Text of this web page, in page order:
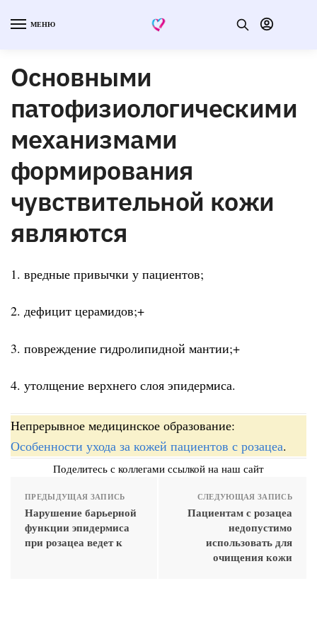
МЕНЮ
Основными
патофизиологическими
механизмами
формирования
чувствительной кожи
являются
1. вредные привычки у пациентов;
2. дефицит церамидов;+
3. повреждение гидролипидной мантии;+
4. утолщение верхнего слоя эпидермиса.
Непрерывное медицинское образование:
Особенности ухода за кожей пациентов с розацеа.
Поделитесь с коллегами ссылкой на наш сайт
ПРЕДЫДУЩАЯ ЗАПИСЬ
Нарушение барьерной
функции эпидермиса
при розацеа ведет к
СЛЕДУЮЩАЯ ЗАПИСЬ
Пациентам с розацеа
недопустимо
использовать для
очищения кожи